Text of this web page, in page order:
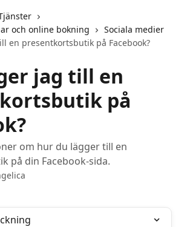
och online bokning
Sociala medier
en presentkortsbutik på Facebook?
jag till en
på
om hur du lägger till en
på din Facebook-sida.